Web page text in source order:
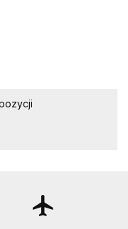
flight